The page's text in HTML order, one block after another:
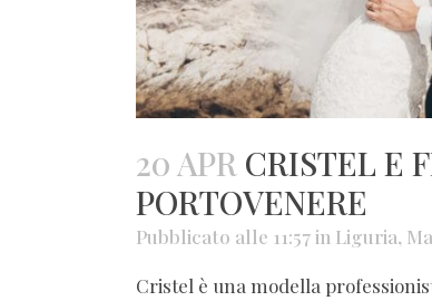
20 APR CRISTEL E
PORTOVENERE
Pubblicato alle 11:57in Liguria,
Cristel è una modella